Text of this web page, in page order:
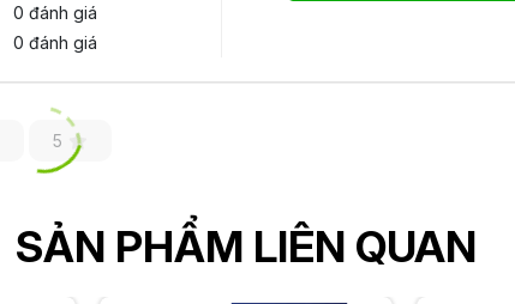
0 đánh giá
0 đánh giá
5
SẢN PHẨM LIÊN QUAN